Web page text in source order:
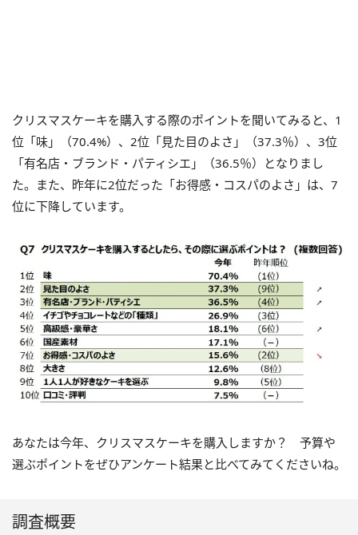
クリスマスケーキを購入する際のポイントを聞いてみると、1
位「味」（70.4%）、2位「見た目のよさ」（37.3％）、3位
「有名店・ブランド・パティシエ」（36.5％）となりまし
た。また、昨年に2位だった「お得感・コスパのよさ」は、7
位に下降しています。
あなたは今年、クリスマスケーキを購入しますか？ 予算や
選ぶポイントをぜひアンケート結果と比べてみてくださいね。
調査概要